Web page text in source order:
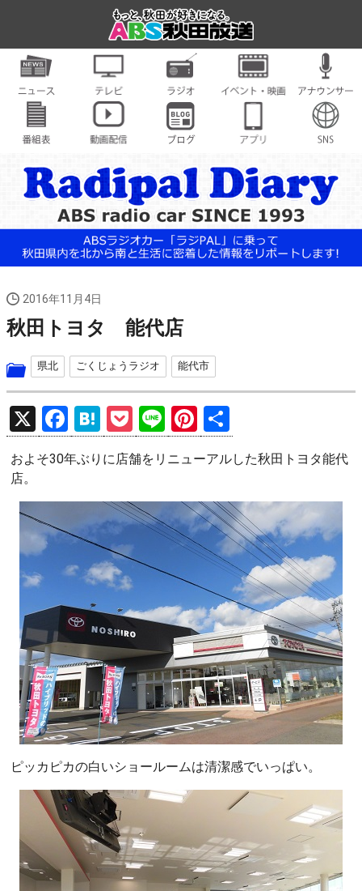
2016年11月4日
秋田トヨタ 能代店
県北 ごくじょうラジオ 能代市
X
F
a
ce
b
o
o
k
H
at
e
n
a
P
o
ck
et
Li
n
e
Pi
nt
er
es
t
有
およそ30年ぶりに店舗をリニューアルした秋田トヨタ能代
店。
ピッカピカの白いショールームは清潔感でいっぱい。